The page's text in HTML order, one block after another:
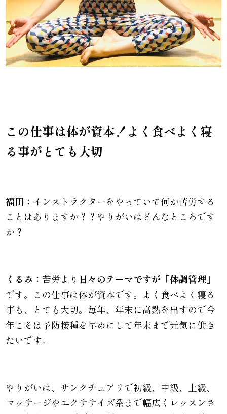
この仕事は体が資本！よく食べよく寝
る事がとても大切
福田： インストラクターをやっていて何か苦労する
ことはありますか？？やりがいはどんなところです
か？
くるみ： 苦労より 日々のテーマですが「体調管理」
です。この仕事は体が資本です。よく食べよく寝る
事も、とても大切。毎年、年末に高熱を出すので今
年こそは予防接種を早めにして年末まで元気に働き
たいです。
やりがいは、サンクチュアリで初級、中級、上級、
マッサージやエクササイズ系まで幅広くレッスンさ